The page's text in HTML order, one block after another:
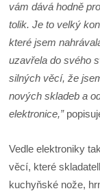
vám dává hodně
tolik. Je to velký
které jsem
uzavřela do svého
silných věcí, že
nových skladeb a
elektronice,”
Vedle elektroniky
věcí, které
kuchyňské nože,